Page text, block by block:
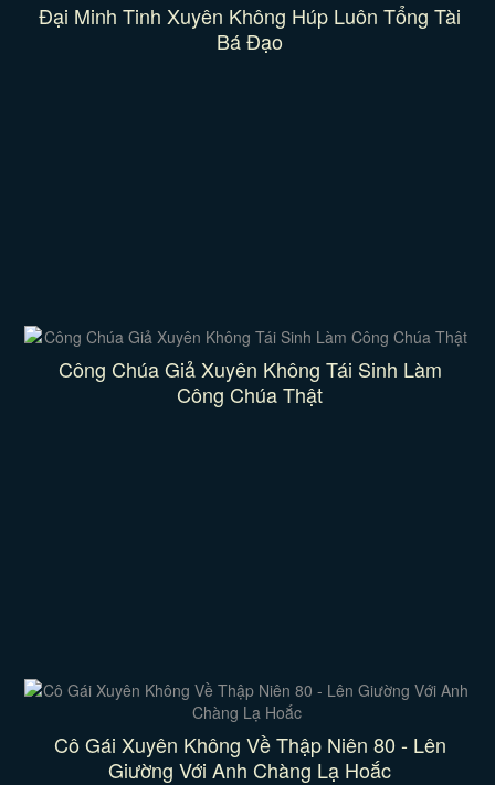
Đại Minh Tinh Xuyên Không Húp Luôn Tổng Tài
Bá Đạo
Công Chúa Giả Xuyên Không Tái Sinh Làm
Công Chúa Thật
Cô Gái Xuyên Không Về Thập Niên 80 - Lên
Giường Với Anh Chàng Lạ Hoắc